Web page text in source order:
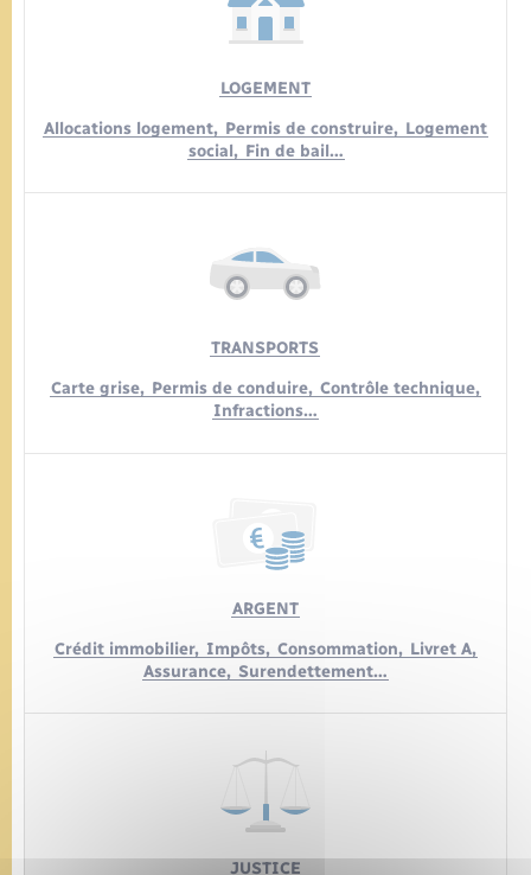
LOGEMENT
Allocations logement, Permis de construire, Logement
social, Fin de bail…
TRANSPORTS
Carte grise, Permis de conduire, Contrôle technique,
Infractions…
ARGENT
Crédit immobilier, Impôts, Consommation, Livret A,
Assurance, Surendettement…
JUSTICE